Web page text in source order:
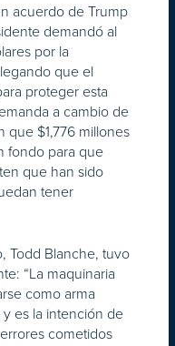
acuerdo de Trump
demandó al
por la
que el
proteger esta
a cambio de
$1,776 millones
fondo para que
que han sido
tener
Todd Blanche, tuvo
“La maquinaria
como arma
es la intención de
cometidos